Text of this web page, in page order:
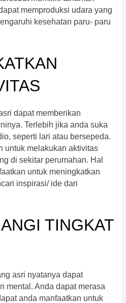
memproduksi udara yang
kesehatan paru- paru
dapat memberikan
Terlebih jika anda suka
seperti lari atau bersepeda.
untuk melakukan aktivitas
di sekitar perumahan. Hal
untuk meningkatkan
inspirasi/ ide dari
TINGKAT
asri nyatanya dapat
mental. Anda dapat merasa
anda manfaatkan untuk